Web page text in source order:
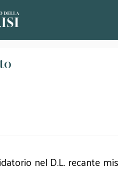
nel D.L. recante